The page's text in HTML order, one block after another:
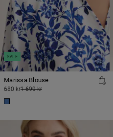
Marissa Blouse
680 kr1 699 kr
SALE